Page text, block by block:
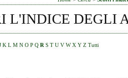
L'INDICE DEGLI
K L M N O P Q R S T U V W X Y Z Tutti